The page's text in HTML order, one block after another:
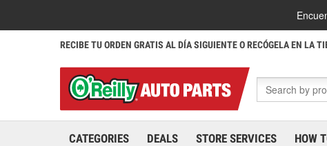
RECIBE TU ORDEN GRATIS AL DÍA SIGUIENTE O RECÓGELA EN LA
CATEGORIES DEALS STORE SERVICES HOW